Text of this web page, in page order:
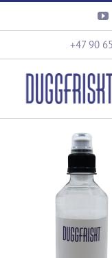
to
+47 90